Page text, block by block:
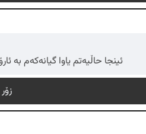
ئینجا حاڵیەتم یاوا گیانەکەم بە